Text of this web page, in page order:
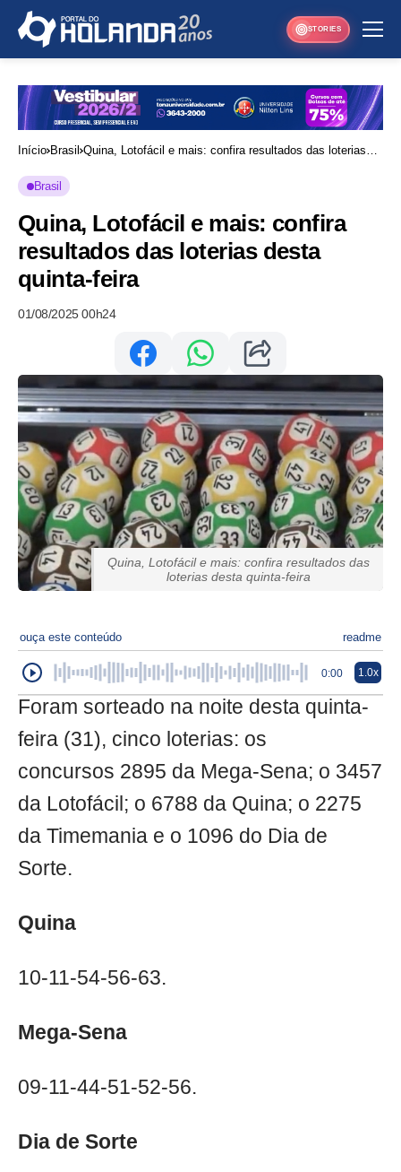
STORIES
Início Brasil Quina, Lotofácil e mais: confira resultados das loterias
Brasil
Quina, Lotofácil e mais: confira
resultados das loterias desta
quinta-feira
01/08/2025 00h24
Quina, Lotofácil e mais: confira resultados das
loterias desta quinta-feira
ouça este conteúdo readme
0:00 1.0x
Foram sorteado na noite desta quinta-
feira (31), cinco loterias: os
concursos 2895 da Mega-Sena; o 3457
da Lotofácil; o 6788 da Quina; o 2275
da Timemania e o 1096 do Dia de
Sorte.
Quina
10-11-54-56-63.
Mega-Sena
09-11-44-51-52-56.
Dia de Sorte